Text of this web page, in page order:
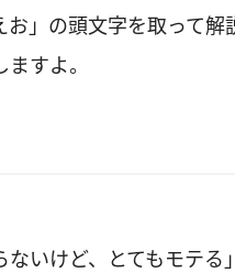
お」の頭文字を取って
すよ。
ないけど、とてもモテ